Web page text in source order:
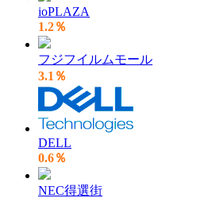
ioPLAZA
1.2％
フジフイルムモール
3.1％
DELL
0.6％
NEC得選街